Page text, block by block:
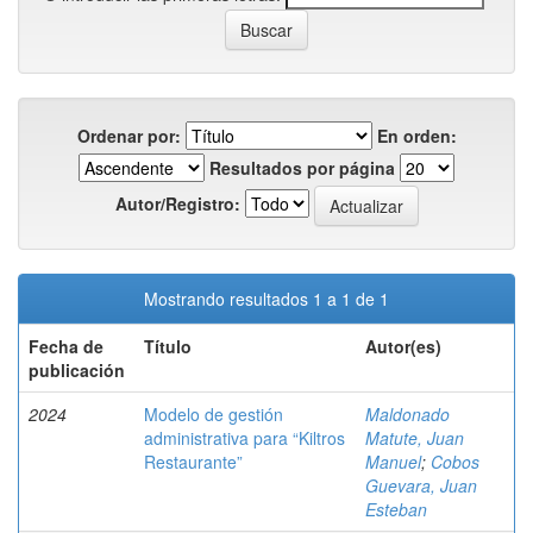
Ordenar por:
En orden:
Resultados por página
Autor/Registro:
Mostrando resultados 1 a 1 de 1
Fecha de
publicación
Título Autor(es)
2024
Modelo de gestión
administrativa para “Kiltros
Restaurante”
Maldonado
Matute, Juan
Manuel; Cobos
Guevara, Juan
Esteban